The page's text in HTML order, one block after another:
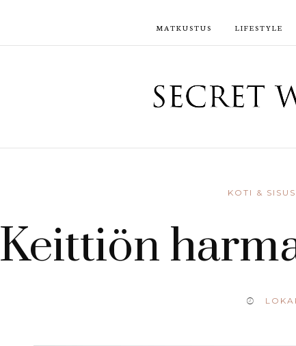
MATKUSTUS LIFESTYLE
KOTI &
Keittiön